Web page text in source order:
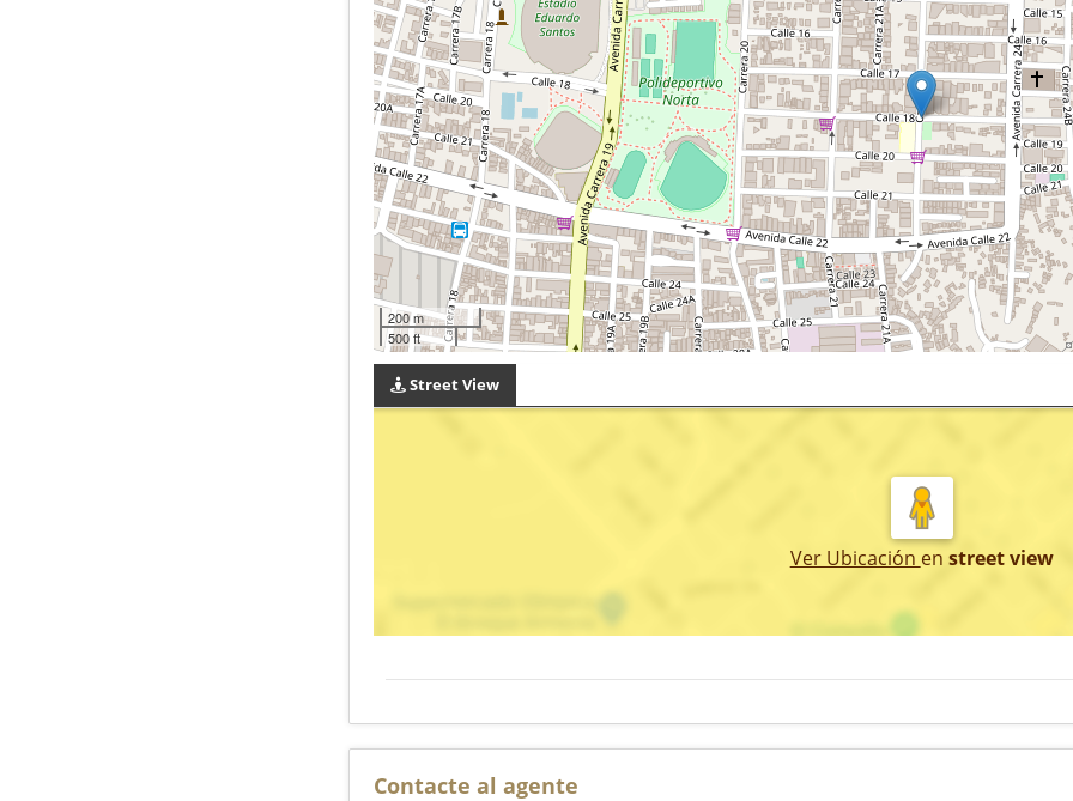
200 m
500 ft
Street View
Ver Ubicación en street view
Contacte al agente